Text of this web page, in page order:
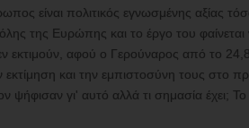
είναι πολιτικός εγνωσμένης αξίας τόσα
της Ευρώπης και το έργο του φαίνεται
δεν εκτιμούν, αφού ο Γερούναρος από το
εκτίμηση και την εμπιστοσύνη τους στο
ψήφισαν γι' αυτό αλλά τι σημασία έχει; Το